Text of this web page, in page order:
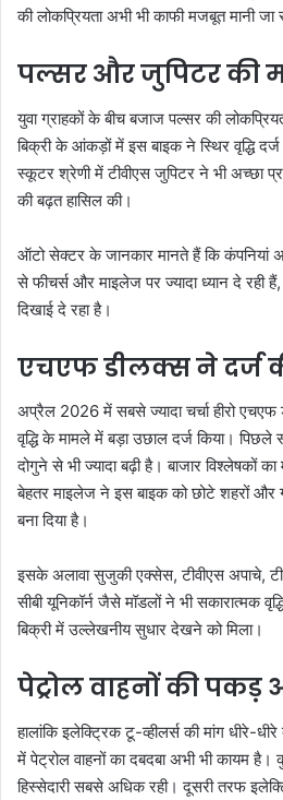
की लोकप्रियता अभी भी काफी मजबूत मानी जा
पल्सर और जुपिटर की
युवा ग्राहकों के बीच बजाज पल्सर की
बिक्री के आंकड़ों में इस बाइक ने स्थिर वृद्धि
स्कूटर श्रेणी में टीवीएस जुपिटर ने भी अच्छा
की बढ़त हासिल की।
ऑटो सेक्टर के जानकार मानते हैं कि कंपनियां
से फीचर्स और माइलेज पर ज्यादा ध्यान दे रही
दिखाई दे रहा है।
एचएफ डीलक्स ने दर्ज
अप्रैल 2026 में सबसे ज्यादा चर्चा हीरो एचएफ
वृद्धि के मामले में बड़ा उछाल दर्ज किया। पिछले
दोगुने से भी ज्यादा बढ़ी है। बाजार विश्लेषकों
बेहतर माइलेज ने इस बाइक को छोटे शहरों और
बना दिया है।
इसके अलावा सुजुकी एक्सेस, टीवीएस अपाचे,
सीबी यूनिकॉर्न जैसे मॉडलों ने भी सकारात्मक
बिक्री में उल्लेखनीय सुधार देखने को मिला।
पेट्रोल वाहनों की
हालांकि इलेक्ट्रिक टू-व्हीलर्स की मांग धीरे-
में पेट्रोल वाहनों का दबदबा अभी भी कायम
हिस्सेदारी सबसे अधिक रही। दूसरी तरफ